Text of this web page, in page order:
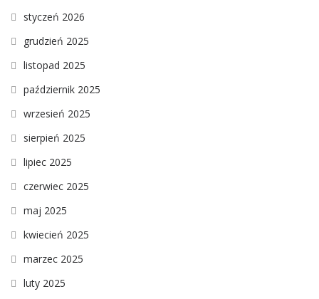
styczeń 2026
grudzień 2025
listopad 2025
październik 2025
wrzesień 2025
sierpień 2025
lipiec 2025
czerwiec 2025
maj 2025
kwiecień 2025
marzec 2025
luty 2025